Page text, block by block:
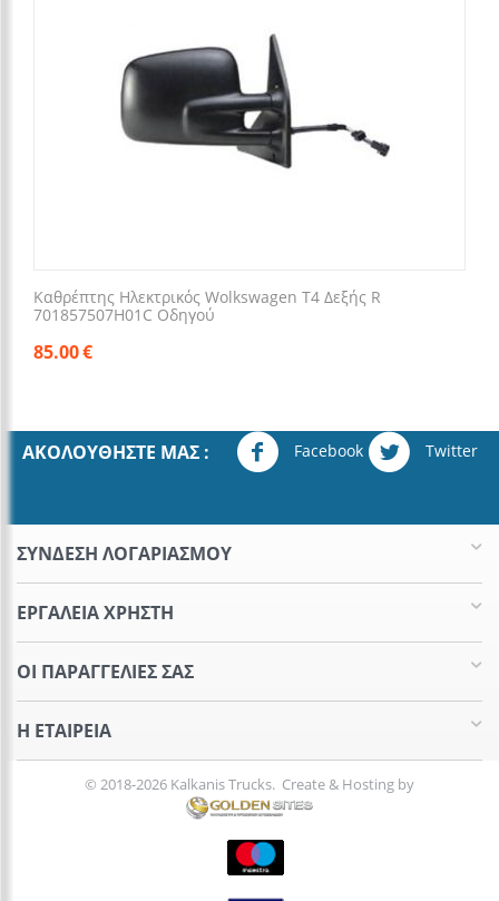
Καθρέπτης Ηλεκτρικός Wolkswagen T4 Δεξής R
701857507H01C Οδηγού
85.00€
ΑΚΟΛΟΥΘΉΣΤΕ ΜΑΣ : Facebook Twitter
ΣΥΝΔΕΣΗ ΛΟΓΑΡΙΑΣΜΟΥ​
ΕΡΓΑΛΕΊΑ ΧΡΉΣΤΗ
ΟΙ ΠΑΡΑΓΓΕΛΊΕΣ​ ΣΑΣ
Η ΕΤΑΙΡΕΊΑ​
© 2018-2026 Kalkanis Trucks. Create & Hosting by